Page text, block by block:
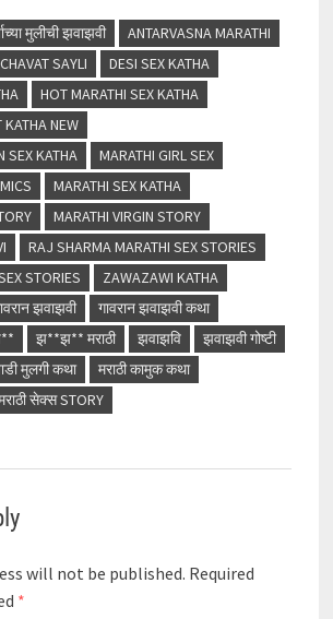
मुलीची झवाझवी
ANTARVASNA MARATHI
CHAVAT SAYLI
DESI SEX KATHA
HOT MARATHI SEX KATHA
KATHA NEW
SEX KATHA
MARATHI GIRL SEX
MARATHI SEX KATHA
MARATHI VIRGIN STORY
RAJ SHARMA MARATHI SEX STORIES
STORIES
ZAWAZAWI KATHA
झवाझवी
गावरान झवाझवी कथा
झ**झ** मराठी झवाझवि
झवाझवी गोष्टी
मुलगी कथा
मराठी कामुक कथा
सेक्स STORY
will not be published. Required
*